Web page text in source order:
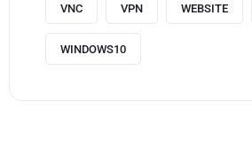
VNC VPN WEBSITE
WINDOWS10